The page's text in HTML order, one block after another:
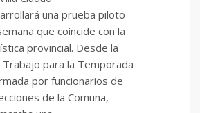
una prueba piloto
que coincide con la
provincial. Desde la
Trabajo para la Temporada
por funcionarios de
de la Comuna,